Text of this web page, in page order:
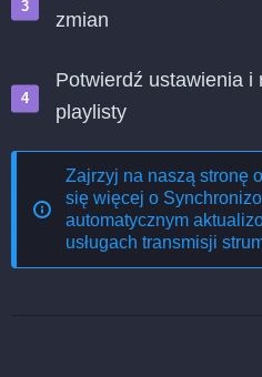
zmian
Potwierdź ustawienia i
playlisty
Zajrzyj na naszą stronę
się więcej o
automatycznym
usługach transmisji